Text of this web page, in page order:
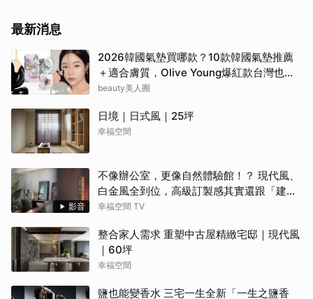
最新消息
2026韓國氣墊買哪款？10款韓國氣墊推薦
＋適合膚質，Olive Young爆紅款台灣也能
買
beauty美人圈
日境｜日式風｜25坪
幸福空間
影音
不像辦公室，更像自然體驗館！？ 現代風、
白金風全到位，高級訂製感其實還跟「建築
腦」有關？！
幸福空間 TV
整合家人需求 重塑中古屋精緻宅邸｜現代風
｜60坪
幸福空間
鹽也能變香水 三宅一生全新「一生之鹽香